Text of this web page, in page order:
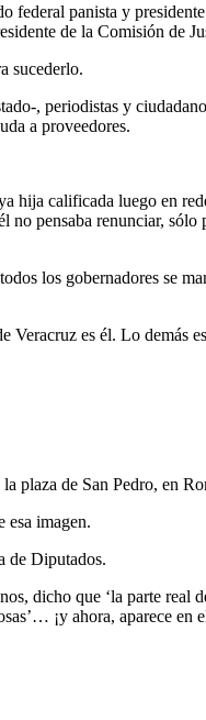
federal panista y
de la Comisión de
sucederlo.
, periodistas y
a proveedores.
hija calificada luego en
pensaba renunciar, sólo
los gobernadores se
Veracruz es él. Lo demás
plaza de San Pedro, en
esa imagen.
de Diputados.
dicho que ‘la parte real
¡y ahora, aparece en